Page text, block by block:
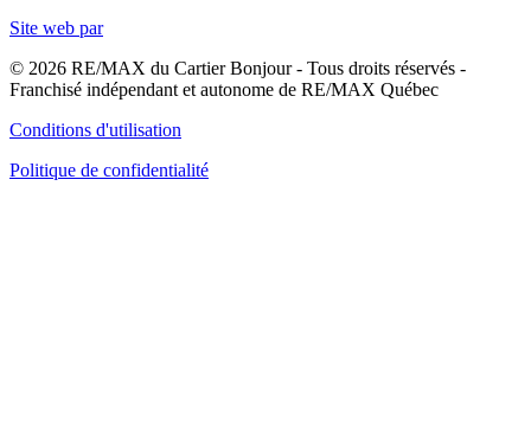
Site web par
© 2026 RE/MAX du Cartier Bonjour - Tous droits réservés -
Franchisé indépendant et autonome de RE/MAX Québec
Conditions d'utilisation
Politique de confidentialité